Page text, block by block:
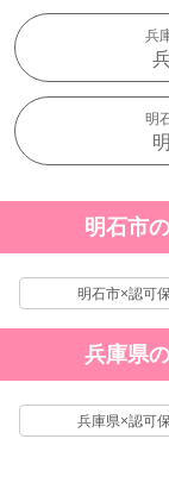
兵
明
明石市
明石市×認可
兵庫県
兵庫県×認可